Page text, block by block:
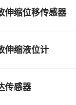
伸缩位移传感器
伸缩液位计
传感器